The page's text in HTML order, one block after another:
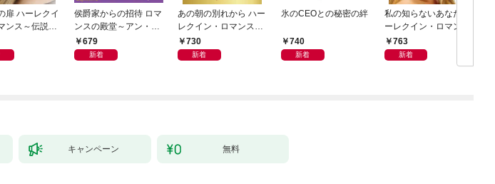
扉 ハーレクイ
ンス～伝説の
【ハーレクイ
ンス版】
侯爵家からの招待 ロマ
ンスの殿堂～アン・メ
イザー名作選 2～【ハ
ーレクインSP文庫版】
679
新着
あの朝の別れから ハー
レクイン・ロマンス・
プレミアム～リン・グ
レアム・ベスト・セレ
730
新着
氷のCEOとの秘密の絆
740
新着
私の知らないあなた ハ
ーレクイン・ロマンス
～伝説の名作選～【ハ
ーレクイン・ロマンス
763
新着
キャンペーン 無料